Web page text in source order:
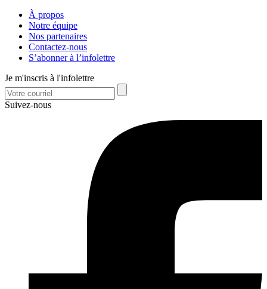
À propos
Notre équipe
Nos partenaires
Contactez-nous
S’abonner à l’infolettre
Je m'inscris à l'infolettre
Suivez-nous